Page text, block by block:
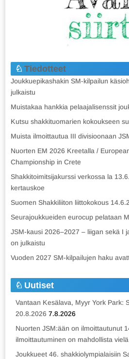
Tiedotteet
Joukkuepikashakin SM-kilpailun
julkaistu
Muistakaa hankkia pelaajalisenssit
Kutsu shakkituomarien kokoukseen
Muista ilmoittautua III divisioonaan
Nuorten EM 2026 Kreetalla /
Championship in Crete
Shakkitoimitsijakurssi verkossa la
kertauskoe
Suomen Shakkiliiton liittokokous
Seurajoukkueiden eurocup pelataan
JSM-kausi 2026–2027 – liigan sekä I
on julkaistu
Vuoden 2027 SM-kilpailujen haku
Uutiset
Vantaan Kesälava, Myyr York Park:
20.8.2026 7.8.2026
Nuorten JSM:ään on ilmoittautunut
ilmoittautuminen on mahdollista
Joukkueet 46. shakkiolympialaisiin